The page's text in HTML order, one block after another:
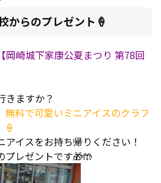
からのプレゼント🍦
【岡崎城下家康公夏まつり 第78回
きますか？
無料で可愛いミニアイスのクラフ
🍦
イスをお持ち帰りください！
プレゼントです🎁🤲